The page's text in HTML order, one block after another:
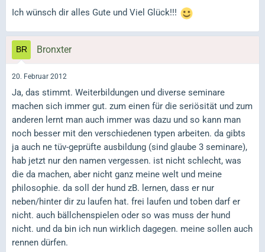
Ich wünsch dir alles Gute und Viel Glück!!!
Bronxter
20. Februar 2012
Ja, das stimmt. Weiterbildungen und diverse seminare
machen sich immer gut. zum einen für die seriösität und zum
anderen lernt man auch immer was dazu und so kann man
noch besser mit den verschiedenen typen arbeiten. da gibts
ja auch ne tüv-geprüfte ausbildung (sind glaube 3 seminare),
hab jetzt nur den namen vergessen. ist nicht schlecht, was
die da machen, aber nicht ganz meine welt und meine
philosophie. da soll der hund zB. lernen, dass er nur
neben/hinter dir zu laufen hat. frei laufen und toben darf er
nicht. auch bällchenspielen oder so was muss der hund
nicht. und da bin ich nun wirklich dagegen. meine sollen auch
rennen dürfen.